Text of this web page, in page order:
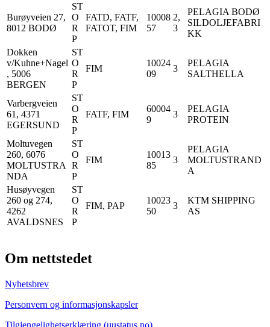
Burøyveien 27,
8012 BODØ
ST
O
R
P
FATD, FATF,
FATOT, FIM
10008
57
2,
3
PELAGIA BODØ
SILDOLJEFABRI
KK
Dokken
v/Kuhne+Nagel
, 5006
BERGEN
ST
O
R
P
FIM
10024
09
3
PELAGIA
SALTHELLA
Varbergveien
61, 4371
EGERSUND
ST
O
R
P
FATF, FIM
60004
9
3
PELAGIA
PROTEIN
Moltuvegen
260, 6076
MOLTUSTRA
NDA
ST
O
R
P
FIM
10013
85
3
PELAGIA
MOLTUSTRAND
A
Husøyvegen
260 og 274,
4262
AVALDSNES
ST
O
R
P
FIM, PAP
10023
50
3
KTM SHIPPING
AS
Om nettstedet
Nyhetsbrev
Personvern og informasjonskapsler